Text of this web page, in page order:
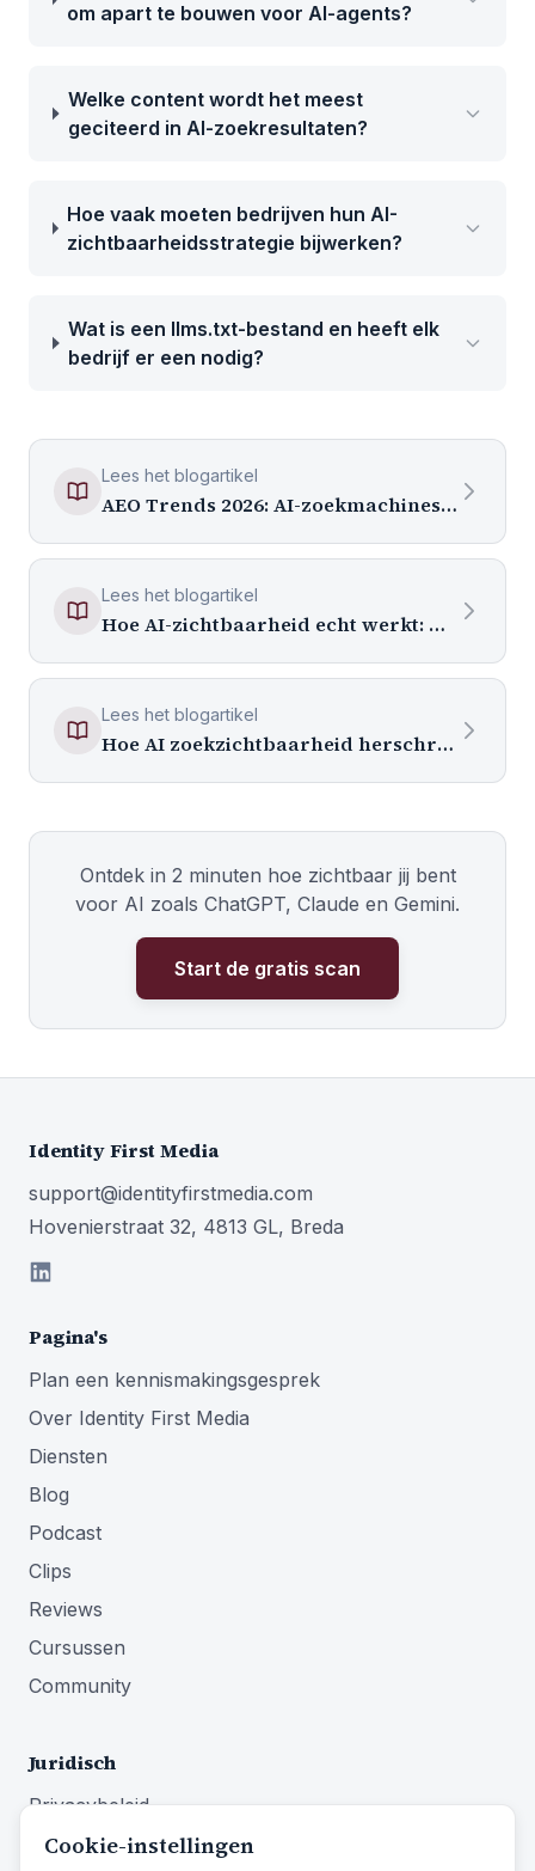
om apart te bouwen voor AI-agents?
Welke content wordt het meest
geciteerd in AI-zoekresultaten?
Hoe vaak moeten bedrijven hun AI-
zichtbaarheidsstrategie bijwerken?
Wat is een llms.txt-bestand en heeft elk
bedrijf er een nodig?
Lees het blogartikel
AEO Trends 2026: AI-zoekmachines Hertekenen de Zichtbaarheid van Merken
Lees het blogartikel
Hoe AI-zichtbaarheid echt werkt: de identiteitslaag die de meeste ondernemers missen
Lees het blogartikel
Hoe AI zoekzichtbaarheid herschrijft: wat er echt verandert voor ondernemers
Ontdek in 2 minuten hoe zichtbaar jij bent
voor AI zoals ChatGPT, Claude en Gemini.
Start de gratis scan
Identity First Media
support@identityfirstmedia.com
Hovenierstraat 32, 4813 GL, Breda
Pagina's
Plan een kennismakingsgesprek
Over Identity First Media
Diensten
Blog
Podcast
Clips
Reviews
Cursussen
Community
Juridisch
Privacybeleid
Algemene voorwaarden
Cookie-instellingen